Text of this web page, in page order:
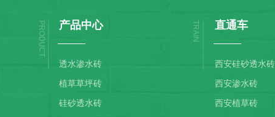
PRODUCT 产品中心
透水渗水砖
植草草坪砖
硅砂透水砖
TRAIN 直通车
西安硅砂透水砖
西安渗水砖
西安植草砖